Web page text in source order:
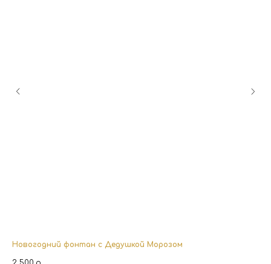
Новогодний фонтан с Дедушкой Морозом